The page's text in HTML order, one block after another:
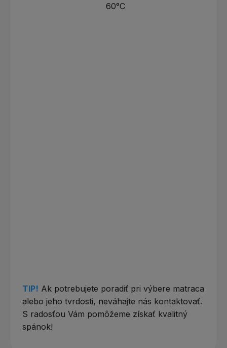
60°C
TIP! Ak potrebujete poradiť pri výbere matraca
alebo jeho tvrdosti, neváhajte nás kontaktovať.
S radosťou Vám pomôžeme získať kvalitný
spánok!